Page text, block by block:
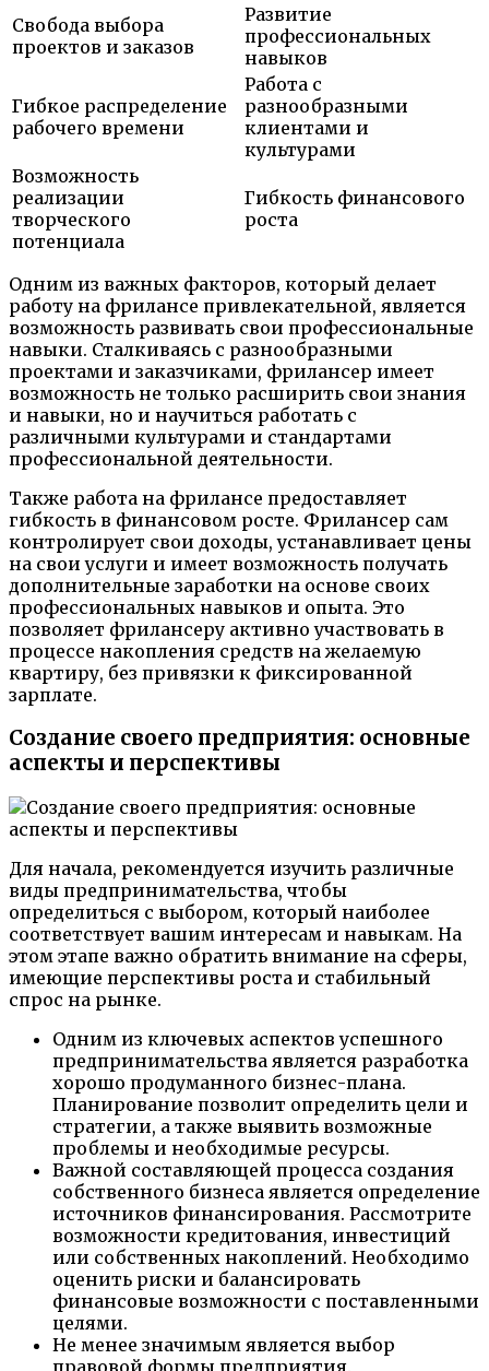
Свобода выбора
проектов и заказов
Развитие
профессиональных
навыков
Гибкое распределение
рабочего времени
Работа с
разнообразными
клиентами и
культурами
Возможность
реализации
творческого
потенциала
Гибкость финансового
роста
Одним из важных факторов, который делает
работу на фрилансе привлекательной, является
возможность развивать свои профессиональные
навыки. Сталкиваясь с разнообразными
проектами и заказчиками, фрилансер имеет
возможность не только расширить свои знания
и навыки, но и научиться работать с
различными культурами и стандартами
профессиональной деятельности.
Также работа на фрилансе предоставляет
гибкость в финансовом росте. Фрилансер сам
контролирует свои доходы, устанавливает цены
на свои услуги и имеет возможность получать
дополнительные заработки на основе своих
профессиональных навыков и опыта. Это
позволяет фрилансеру активно участвовать в
процессе накопления средств на желаемую
квартиру, без привязки к фиксированной
зарплате.
Создание своего предприятия: основные
аспекты и перспективы
Для начала, рекомендуется изучить различные
виды предпринимательства, чтобы
определиться с выбором, который наиболее
соответствует вашим интересам и навыкам. На
этом этапе важно обратить внимание на сферы,
имеющие перспективы роста и стабильный
спрос на рынке.
Одним из ключевых аспектов успешного
предпринимательства является разработка
хорошо продуманного бизнес-плана.
Планирование позволит определить цели и
стратегии, а также выявить возможные
проблемы и необходимые ресурсы.
Важной составляющей процесса создания
собственного бизнеса является определение
источников финансирования. Рассмотрите
возможности кредитования, инвестиций
или собственных накоплений. Необходимо
оценить риски и балансировать
финансовые возможности с поставленными
целями.
Не менее значимым является выбор